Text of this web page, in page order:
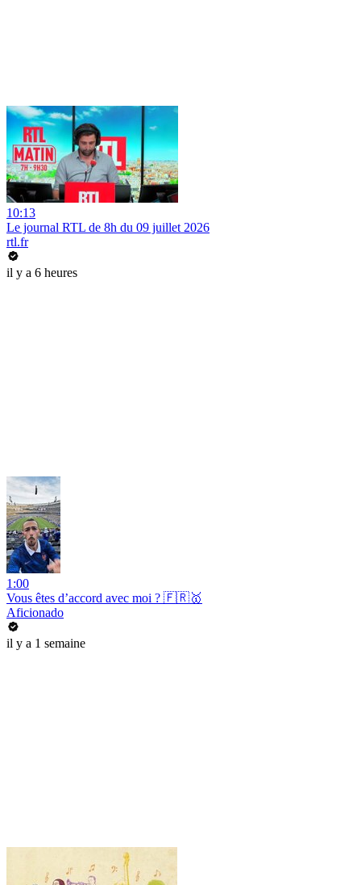
10:13
Le journal RTL de 8h du 09 juillet 2026
rtl.fr
il y a 6 heures
1:00
Vous êtes d’accord avec moi ? 🇫🇷🥇
Aficionado
il y a 1 semaine